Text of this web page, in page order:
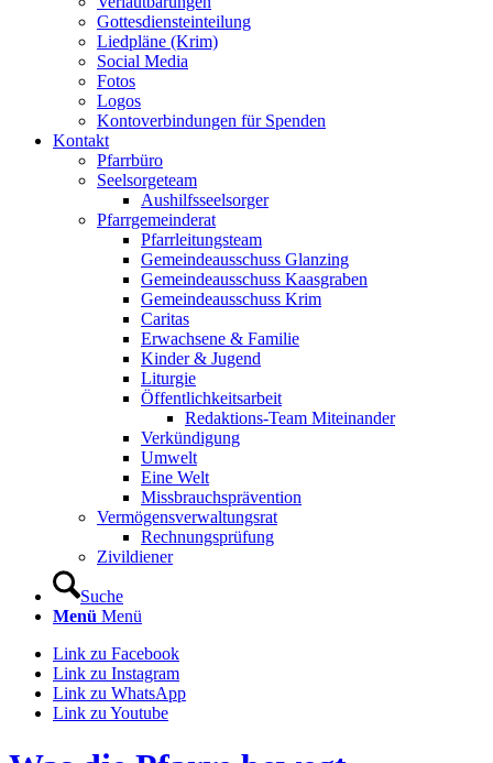
Gottesdiensteinteilung
Liedpläne (Krim)
Social Media
Fotos
Logos
Kontoverbindungen für Spenden
Kontakt
Pfarrbüro
Seelsorgeteam
Aushilfsseelsorger
Pfarrgemeinderat
Pfarrleitungsteam
Gemeindeausschuss Glanzing
Gemeindeausschuss Kaasgraben
Gemeindeausschuss Krim
Caritas
Erwachsene & Familie
Kinder & Jugend
Liturgie
Öffentlichkeitsarbeit
Redaktions-Team Miteinander
Verkündigung
Umwelt
Eine Welt
Missbrauchsprävention
Vermögensverwaltungsrat
Rechnungsprüfung
Zivildiener
Suche
Menü Menü
Link zu Facebook
Link zu Instagram
Link zu WhatsApp
Link zu Youtube